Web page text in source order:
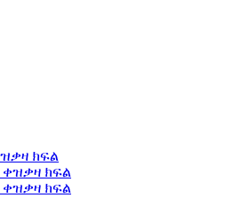
ክፍል
ክፍል
ክፍል